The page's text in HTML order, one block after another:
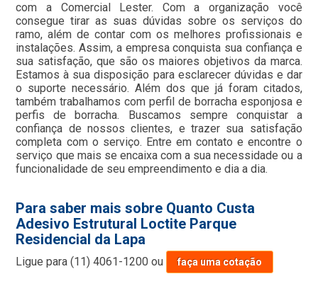
com a Comercial Lester. Com a organização você
consegue tirar as suas dúvidas sobre os serviços do
ramo, além de contar com os melhores profissionais e
instalações. Assim, a empresa conquista sua confiança e
sua satisfação, que são os maiores objetivos da marca.
Estamos à sua disposição para esclarecer dúvidas e dar
o suporte necessário. Além dos que já foram citados,
também trabalhamos com perfil de borracha esponjosa e
perfis de borracha. Buscamos sempre conquistar a
confiança de nossos clientes, e trazer sua satisfação
completa com o serviço. Entre em contato e encontre o
serviço que mais se encaixa com a sua necessidade ou a
funcionalidade de seu empreendimento e dia a dia.
Para saber mais sobre Quanto Custa
Adesivo Estrutural Loctite Parque
Residencial da Lapa
Ligue para(11) 4061-1200 ou faça uma cotação